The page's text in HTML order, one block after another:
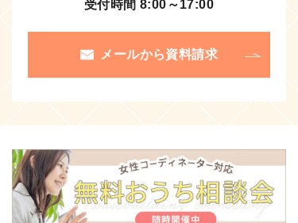
受付時間 8:00～17:00
メールから資料請求